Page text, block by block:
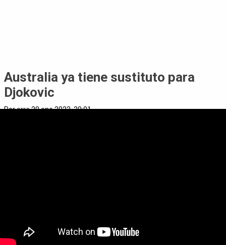
Australia ya tiene sustituto para
Djokovic
Porerre20 ene 2022, 20:01